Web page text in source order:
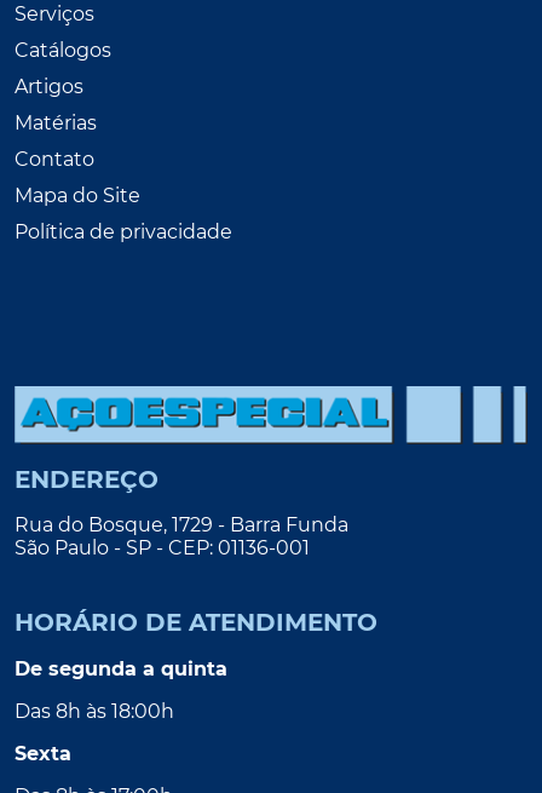
Serviços
Catálogos
Artigos
Matérias
Contato
Mapa do Site
Política de privacidade
ENDEREÇO
Rua do Bosque, 1729 - Barra Funda
São Paulo - SP - CEP: 01136-001
HORÁRIO DE ATENDIMENTO
De segunda a quinta
Das 8h às 18:00h
Sexta